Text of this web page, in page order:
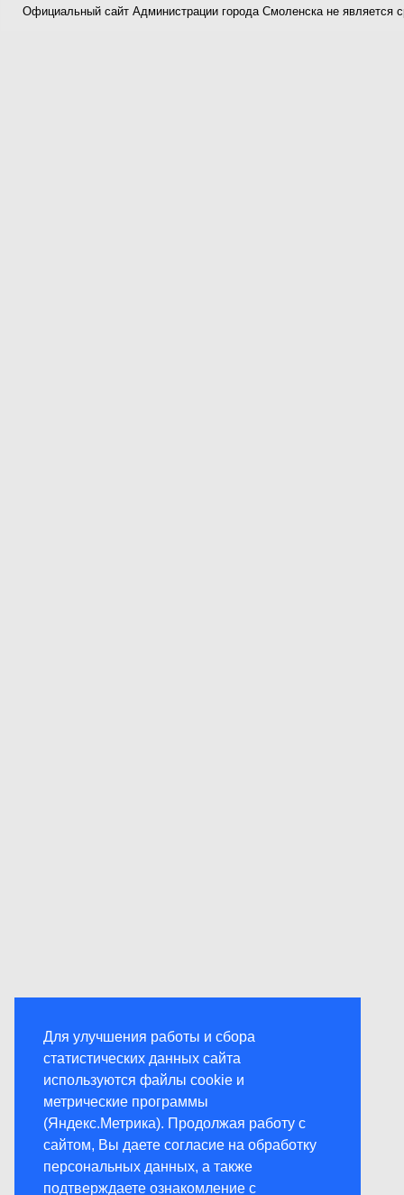
Для улучшения работы и сбора
статистических данных сайта
используются файлы cookie и
метрические программы
(Яндекс.Метрика). Продолжая работу с
сайтом, Вы даете согласие на обработку
персональных данных, а также
подтверждаете ознакомление с
Официальный сайт Администрации города Смоленска не является